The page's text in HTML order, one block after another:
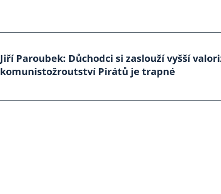
Jiří Paroubek: Důchodci si zaslouží vyšší
komunistožroutství Pirátů je trapné